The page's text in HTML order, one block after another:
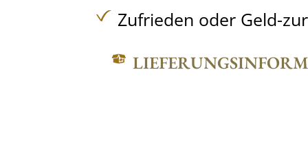
Zufrieden oder Geld-